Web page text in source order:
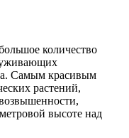
количество
Самым красивым
растений,
высоте над